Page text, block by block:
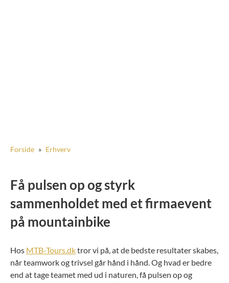
Forside » Erhverv
Få pulsen op og styrk
sammenholdet med et firmaevent
på mountainbike
Hos MTB-Tours.dktror vi på, at de bedste resultater skabes,
når teamwork og trivsel går hånd i hånd. Og hvad er bedre
end at tage teamet med ud i naturen, få pulsen op og